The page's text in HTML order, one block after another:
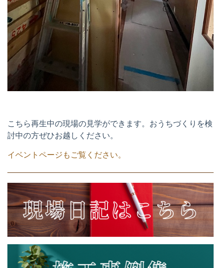
こちら再生中の現場の見学ができます。おうちづくりを検
討中の方ぜひお越しください。
イベントページもご覧ください。